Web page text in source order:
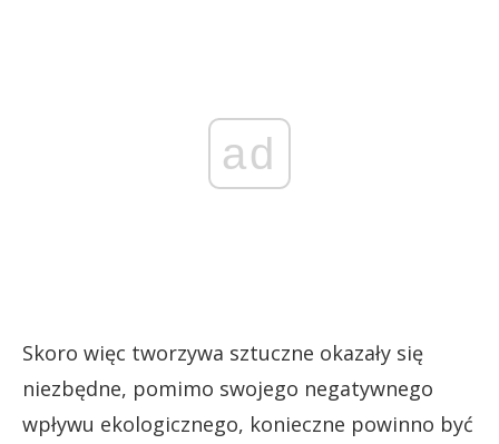
ad
Skoro więc tworzywa sztuczne okazały się
niezbędne, pomimo swojego negatywnego
wpływu ekologicznego, konieczne powinno być